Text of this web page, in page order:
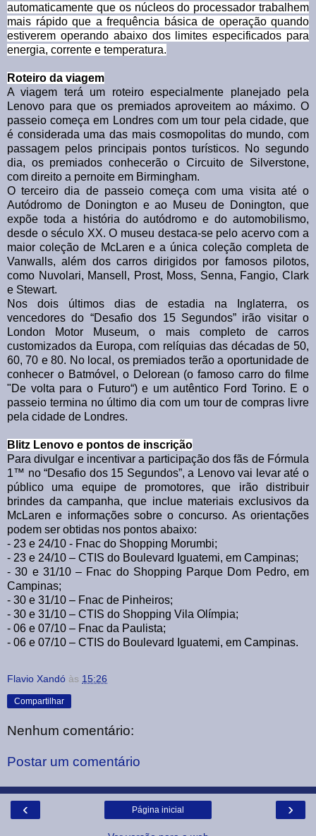
automaticamente que os núcleos do processador trabalhem
mais rápido que a frequência básica de operação quando
estiverem operando abaixo dos limites especificados para
energia, corrente e temperatura.
Roteiro da viagem
A viagem terá um roteiro especialmente planejado pela
Lenovo para que os premiados aproveitem ao máximo. O
passeio começa em Londres com um tour pela cidade, que
é considerada uma das mais cosmopolitas do mundo, com
passagem pelos principais pontos turísticos. No segundo
dia, os premiados conhecerão o Circuito de Silverstone,
com direito a pernoite em Birmingham.
O terceiro dia de passeio começa com uma visita até o
Autódromo de Donington e ao Museu de Donington, que
expõe toda a história do autódromo e do automobilismo,
desde o século XX. O museu destaca-se pelo acervo com a
maior coleção de McLaren e a única coleção completa de
Vanwalls, além dos carros dirigidos por famosos pilotos,
como Nuvolari, Mansell, Prost, Moss, Senna, Fangio, Clark
e Stewart.
Nos dois últimos dias de estadia na Inglaterra, os
vencedores do “Desafio dos 15 Segundos” irão visitar o
London Motor Museum, o mais completo de carros
customizados da Europa, com relíquias das décadas de 50,
60, 70 e 80. No local, os premiados terão a oportunidade de
conhecer o Batmóvel, o Delorean (o famoso carro do filme
"De volta para o Futuro“) e um autêntico Ford Torino. E o
passeio termina no último dia com um tour de compras livre
pela cidade de Londres.
Blitz Lenovo e pontos de inscrição
Para divulgar e incentivar a participação dos fãs de Fórmula
1™ no “Desafio dos 15 Segundos”, a Lenovo vai levar até o
público uma equipe de promotores, que irão distribuir
brindes da campanha, que inclue materiais exclusivos da
McLaren e informações sobre o concurso. As orientações
podem ser obtidas nos pontos abaixo:
- 23 e 24/10 - Fnac do Shopping Morumbi;
- 23 e 24/10 – CTIS do Boulevard Iguatemi, em Campinas;
- 30 e 31/10 – Fnac do Shopping Parque Dom Pedro, em
Campinas;
- 30 e 31/10 – Fnac de Pinheiros;
- 30 e 31/10 – CTIS do Shopping Vila Olímpia;
- 06 e 07/10 – Fnac da Paulista;
- 06 e 07/10 – CTIS do Boulevard Iguatemi, em Campinas.
Flavio Xandó às 15:26
Compartilhar
Nenhum comentário:
Postar um comentário
‹ ›
Página inicial